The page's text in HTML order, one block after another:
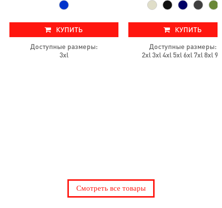
КУПИТЬ
Доступные размеры:
3xl
КУПИТЬ
Доступные размеры:
2xl 3xl 4xl 5xl 6xl 7xl 8xl
Смотреть все товары